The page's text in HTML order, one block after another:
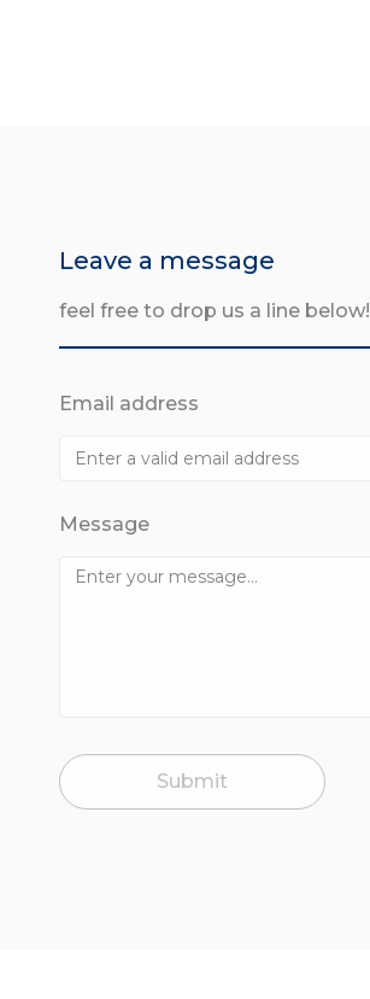
Leave a message
feel free to drop us a line below!
Email address
Message
Submit